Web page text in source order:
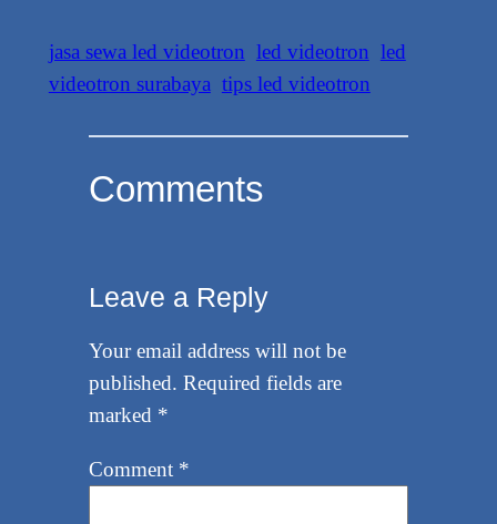
jasa sewa led videotron led videotron led
videotron surabaya tips led videotron
Comments
Leave a Reply
Your email address will not be
published. Required fields are
marked *
Comment *